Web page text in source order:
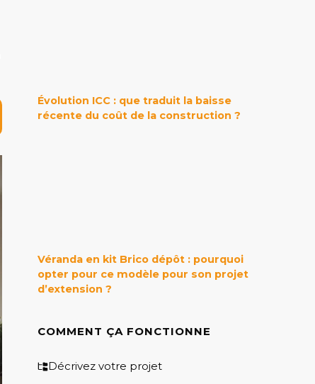
Évolution ICC : que traduit la baisse
récente du coût de la construction ?
Véranda en kit Brico dépôt : pourquoi
opter pour ce modèle pour son projet
d’extension ?
COMMENT ÇA FONCTIONNE
Décrivez votre projet